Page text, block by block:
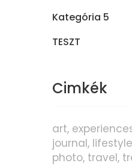
Kategória 5
TESZT
Cimkék
art
journal lifestyle
photo travel